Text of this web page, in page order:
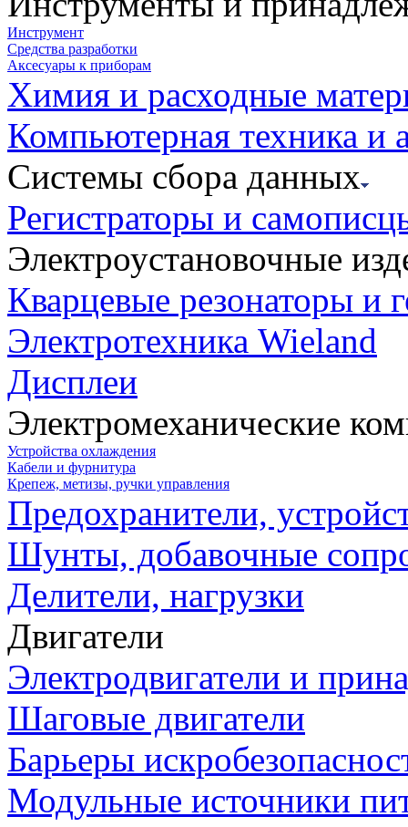
Инструмент
Средства разработки
Аксесуары к приборам
Химия и расходные
Компьютерная техника и
Системы сбора данных
Регистраторы и
Электроустановочные
Кварцевые резонаторы и
Электротехника Wieland
Дисплеи
Электромеханические
Устройства охлаждения
Кабели и фурнитура
Крепеж, метизы, ручки управления
Предохранители,
Шунты, добавочные
Делители, нагрузки
Двигатели
Электродвигатели и
Шаговые двигатели
Барьеры
Модульные источники